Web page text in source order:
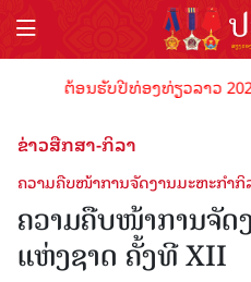
ຕ້ອນຮັບປີທ່ອງທ່ຽວລາວ
ຂ່າວສືກສາ-ກິລາ
ຄວາມຄືບໜ້າການຈັດງານມະຫະກຳ
ຄວາມຄືບໜ້າການຈັດ
ແຫ່ງຊາດ ຄັ້ງທີ XII